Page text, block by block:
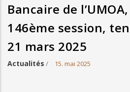
Bancaire de
146ème session,
21 mars 2025
Actualités / 15. mai 2025